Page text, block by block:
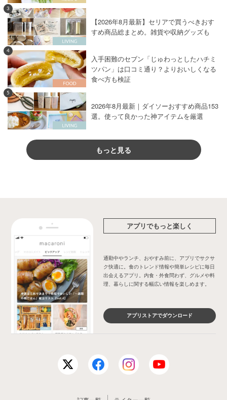
3
【2026年8月最新】セリアで買うべきおす
すめ商品総まとめ。雑貨や収納グッズも
4
入手困難のセブン「じゅわっとしたハチミ
ツパン」は口コミ通り？よりおいしくなる
食べ方も検証
5
2026年8月最新｜ダイソーおすすめ商品153
選。使って良かった神アイテムを厳選
もっと見る
アプリでもっと楽しく
通勤中やランチ、おやすみ前に、アプリでサクサ
ク快適に。食のトレンド情報や簡単レシピに毎日
出会えるアプリ。内食・外食問わず、グルメや料
理、暮らしに関する幅広い情報を楽しめます。
アプリストアでダウンロード